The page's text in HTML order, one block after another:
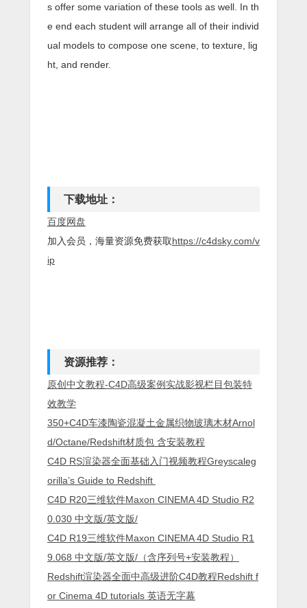
s offer some variation of these tools as well. In th
e end each student will arrange all of their individ
ual models to compose one scene, to texture, lig
ht, and render.
下载地址：
百度网盘
加入会员，海量资源免费获取https://c4dsky.com/v
ip
资源推荐：
原创中文教程-C4D高级案例实战影视栏目包装特
效教学
350+C4D车漆陶瓷混凝土金属织物玻璃木材Arnol
d/Octane/Redshift材质包 含安装教程
C4D RS渲染器全面基础入门视频教程Greyscaleg
orilla’s Guide to Redshift
C4D R20三维软件Maxon CINEMA 4D Studio R2
0.030 中文版/英文版/
C4D R19三维软件Maxon CINEMA 4D Studio R1
9.068 中文版/英文版/（含序列号+安装教程）
Redshift渲染器全面中高级进阶C4D教程Redshift f
or Cinema 4D tutorials 英语无字幕